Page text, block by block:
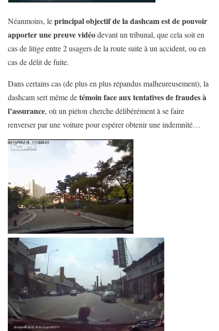
Néanmoins, leprincipal objectif de la dashcam est de pouvoir
apporter une preuve vidéodevant un tribunal, que cela soit en
cas de litige entre 2 usagers de la route suite à un accident, ou en
cas de délit de fuite.
Dans certains cas (de plus en plus répandus malheureusement), la
dashcam sert même detémoin face aux tentatives de fraudes à
l’assurance, où un piéton cherche délibérément à se faire
renverser par une voiture pour espérer obtenir une indemnité…